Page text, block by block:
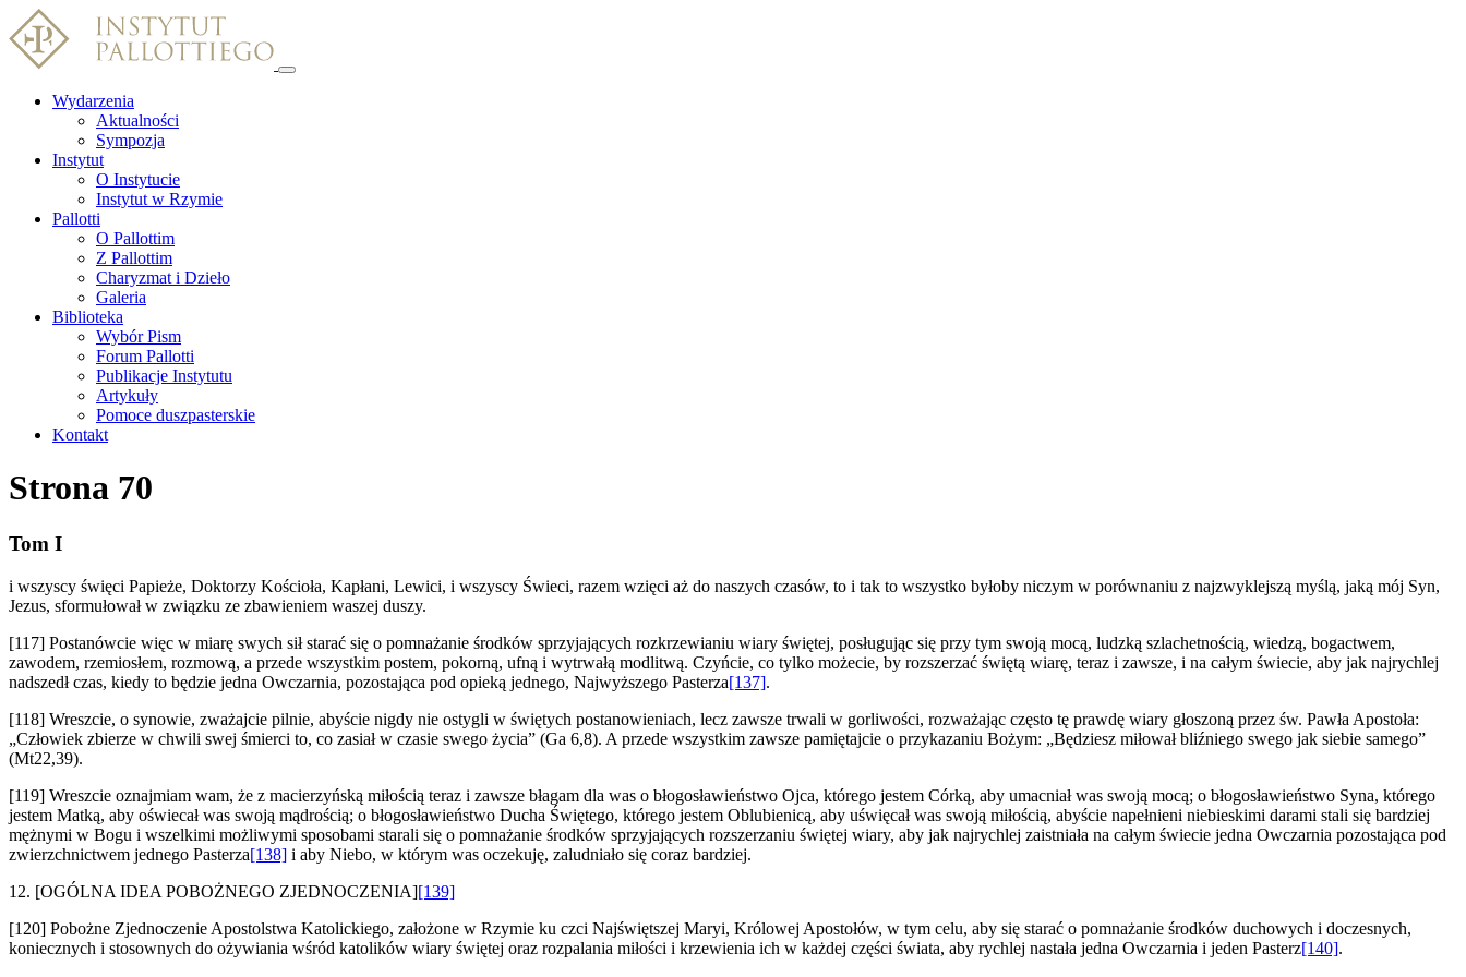
Wydarzenia
Aktualności
Sympozja
Instytut
O Instytucie
Instytut w Rzymie
Pallotti
O Pallottim
Z Pallottim
Charyzmat i Dzieło
Galeria
Biblioteka
Wybór Pism
Forum Pallotti
Publikacje Instytutu
Artykuły
Pomoce duszpasterskie
Kontakt
Strona 70
Tom I
i wszyscy święci Papieże, Doktorzy Kościoła, Kapłani, Lewici, i wszyscy Świeci, razem wzięci aż do naszych czasów, to i tak to wszystko byłoby niczym w porównaniu z najzwyklejszą myślą, jaką mój Syn,
Jezus, sformułował w związku ze zbawieniem waszej duszy.
[117] Postanówcie więc w miarę swych sił starać się o pomnażanie środków sprzyjających rozkrzewianiu wiary świętej, posługując się przy tym swoją mocą, ludzką szlachetnością, wiedzą, bogactwem,
zawodem, rzemiosłem, rozmową, a przede wszystkim postem, pokorną, ufną i wytrwałą modlitwą. Czyńcie, co tylko możecie, by rozszerzać świętą wiarę, teraz i zawsze, i na całym świecie, aby jak najrychlej
nadszedł czas, kiedy to będzie jedna Owczarnia, pozostająca pod opieką jednego, Najwyższego Pasterza[137].
[118] Wreszcie, o synowie, zważajcie pilnie, abyście nigdy nie ostygli w świętych postanowieniach, lecz zawsze trwali w gorliwości, rozważając często tę prawdę wiary głoszoną przez św. Pawła Apostoła:
„Człowiek zbierze w chwili swej śmierci to, co zasiał w czasie swego życia” (Ga 6,8). A przede wszystkim zawsze pamiętajcie o przykazaniu Bożym: „Będziesz miłował bliźniego swego jak siebie samego”
(Mt22,39).
[119] Wreszcie oznajmiam wam, że z macierzyńską miłością teraz i zawsze błagam dla was o błogosławieństwo Ojca, którego jestem Córką, aby umacniał was swoją mocą; o błogosławieństwo Syna, którego
jestem Matką, aby oświecał was swoją mądrością; o błogosławieństwo Ducha Świętego, którego jestem Oblubienicą, aby uświęcał was swoją miłością, abyście napełnieni niebieskimi darami stali się bardziej
mężnymi w Bogu i wszelkimi możliwymi sposobami starali się o pomnażanie środków sprzyjających rozszerzaniu świętej wiary, aby jak najrychlej zaistniała na całym świecie jedna Owczarnia pozostająca pod
zwierzchnictwem jednego Pasterza[138] i aby Niebo, w którym was oczekuję, zaludniało się coraz bardziej.
12. [OGÓLNA IDEA POBOŻNEGO ZJEDNOCZENIA][139]
[120] Pobożne Zjednoczenie Apostolstwa Katolickiego, założone w Rzymie ku czci Najświętszej Maryi, Królowej Apostołów, w tym celu, aby się starać o pomnażanie środków duchowych i doczesnych,
koniecznych i stosownych do ożywiania wśród katolików wiary świętej oraz rozpalania miłości i krzewienia ich w każdej części świata, aby rychlej nastała jedna Owczarnia i jeden Pasterz[140].